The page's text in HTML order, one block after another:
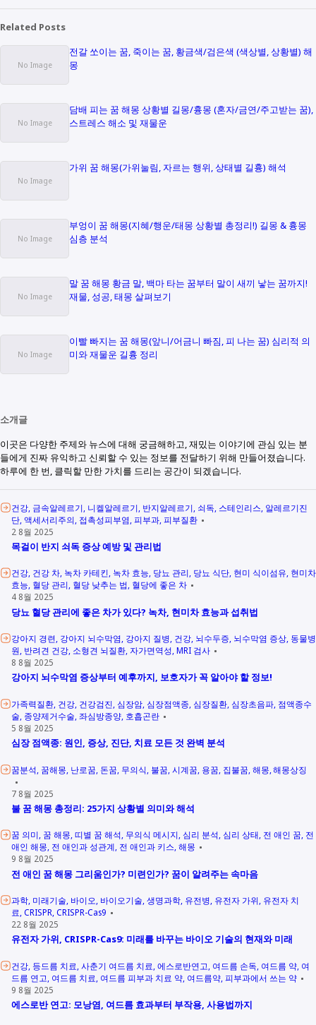
Related Posts
전갈 쏘이는 꿈, 죽이는 꿈, 황금색/검은색 (색상별, 상황별) 해
몽
담배 피는 꿈 해몽 상황별 길몽/흉몽 (혼자/금연/주고받는 꿈),
스트레스 해소 및 재물운
가위 꿈 해몽(가위눌림, 자르는 행위, 상태별 길흉) 해석
부엉이 꿈 해몽(지혜/행운/태몽 상황별 총정리!) 길몽 & 흉몽
심층 분석
말 꿈 해몽 황금 말, 백마 타는 꿈부터 말이 새끼 낳는 꿈까지!
재물, 성공, 태몽 살펴보기
이빨 빠지는 꿈 해몽(앞니/어금니 빠짐, 피 나는 꿈) 심리적 의
미와 재물운 길흉 정리
소개글
이곳은 다양한 주제와 뉴스에 대해 궁금해하고, 재밌는 이야기에 관심 있는 분
들에게 진짜 유익하고 신뢰할 수 있는 정보를 전달하기 위해 만들어졌습니다.
하루에 한 번, 클릭할 만한 가치를 드리는 공간이 되겠습니다.
건강 금속알레르기 니켈알레르기 반지알레르기 쇠독 스테인리스 알레르기진
단 액세서리주의 접촉성피부염 피부과 피부질환
2 8월 2025
목걸이 반지 쇠독 증상 예방 및 관리법
건강 건강 차 녹차 카테킨 녹차 효능 당뇨 관리 당뇨 식단 현미 식이섬유 현미차
효능 혈당 관리 혈당 낮추는 법 혈당에 좋은 차
4 8월 2025
당뇨 혈당 관리에 좋은 차가 있다? 녹차, 현미차 효능과 섭취법
강아지 경련 강아지 뇌수막염 강아지 질병 건강 뇌수두증 뇌수막염 증상 동물병
원 반려견 건강 소형견 뇌질환 자가면역성 MRI 검사
8 8월 2025
강아지 뇌수막염 증상부터 예후까지, 보호자가 꼭 알아야 할 정보!
가족력질환 건강 건강검진 심장암 심장점액종 심장질환 심장초음파 점액종수
술 종양제거수술 좌심방종양 호흡곤란
5 8월 2025
심장 점액종: 원인, 증상, 진단, 치료 모든 것 완벽 분석
꿈분석 꿈해몽 난로꿈 돈꿈 무의식 불꿈 시계꿈 용꿈 집불꿈 해몽 해몽상징
7 8월 2025
불 꿈 해몽 총정리: 25가지 상황별 의미와 해석
꿈 의미 꿈 해몽 띠별 꿈 해석 무의식 메시지 심리 분석 심리 상태 전 애인 꿈 전
애인 해몽 전 애인과 성관계 전 애인과 키스 해몽
9 8월 2025
전 애인 꿈 해몽 그리움인가? 미련인가? 꿈이 알려주는 속마음
과학 미래기술 바이오 바이오기술 생명과학 유전병 유전자 가위 유전자 치
료 CRISPR CRISPR-Cas9
22 8월 2025
유전자 가위, CRISPR-Cas9: 미래를 바꾸는 바이오 기술의 현재와 미래
건강 등드름 치료 사춘기 여드름 치료 에스로반연고 여드름 손독 여드름 약 여
드름 연고 여드름 치료 여드름 피부과 치료 약 여드름약 피부과에서 쓰는 약
9 8월 2025
에스로반 연고: 모낭염, 여드름 효과부터 부작용, 사용법까지